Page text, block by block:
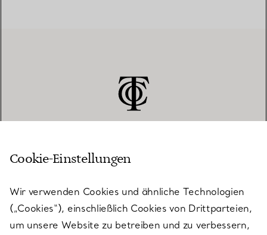
KUNDENSERVICE
SERVICES
Cookie-Einstellungen
Wir verwenden Cookies und ähnliche Technologien
(„Cookies“), einschließlich Cookies von Drittparteien,
um unsere Website zu betreiben und zu verbessern,